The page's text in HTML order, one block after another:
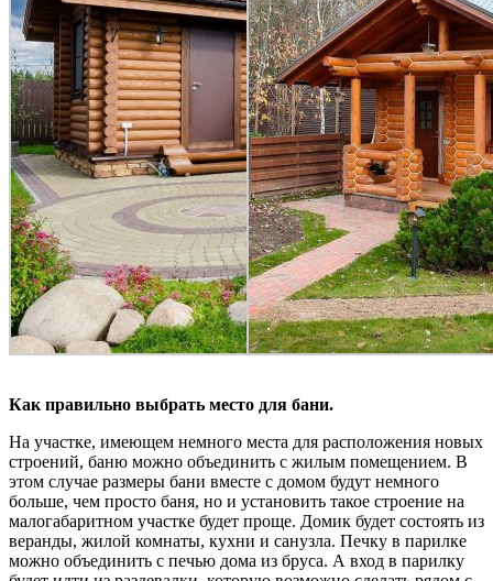
Как правильно выбрать место для бани.
На участке, имеющем немного места для расположения новых
строений, баню можно объединить с жилым помещением. В
этом случае размеры бани вместе с домом будут немного
больше, чем просто баня, но и установить такое строение на
малогабаритном участке будет проще. Домик будет состоять из
веранды, жилой комнаты, кухни и санузла. Печку в парилке
можно объединить с печью дома из бруса. А вход в парилку